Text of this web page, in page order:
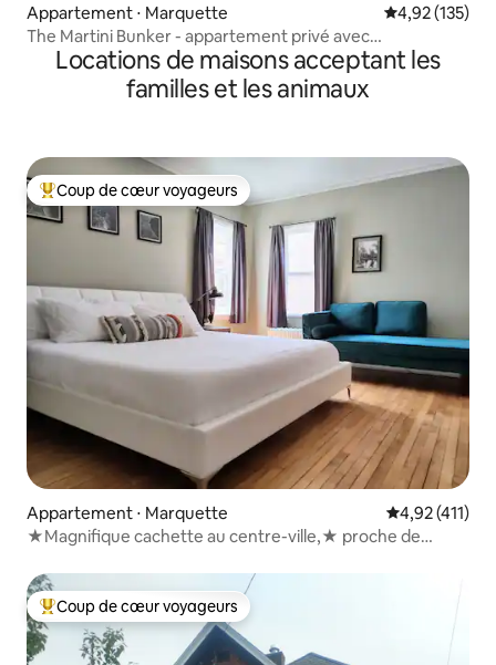
Appartement ⋅ Marquette Évaluation
4,92 (135)
The Martini Bunker - appartement privé avec
jacuzzi/sauna
Locations de maisons acceptant les
familles et les animaux
Coups de cœur voyageurs les plus appréciés
Coup de cœur voyageurs
Appartement ⋅ Marquette Évaluation
4,92 (411)
★Magnifique cachette au centre-ville,★ proche de
Coups de cœur voyageurs les plus appréciés
Coup de cœur voyageurs